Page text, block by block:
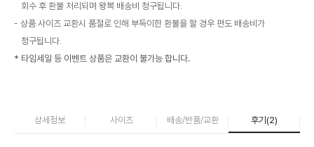
회수 후 환불 처리되며 왕복 배송비 청구됩니다.
상품 사이즈 교환시 품절로 인해 부득이한 환불을 할 경우 편도 배송비가
청구됩니다.
* 타임세일 등 이벤트 상품은 교환이 불가능 합니다.
상세정보 사이즈 배송/반품/교환 후기(2)